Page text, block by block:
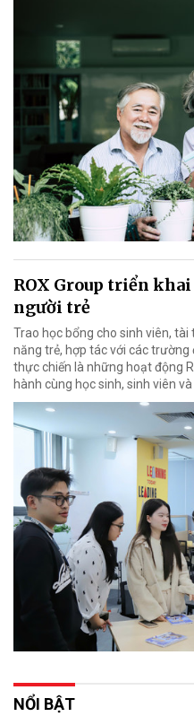
ROX Group triển
người trẻ
Trao học bổng cho sinh viên,
năng trẻ, hợp tác với các
thực chiến là những hoạt động
hành cùng học sinh, sinh viên
NỔI BẬT